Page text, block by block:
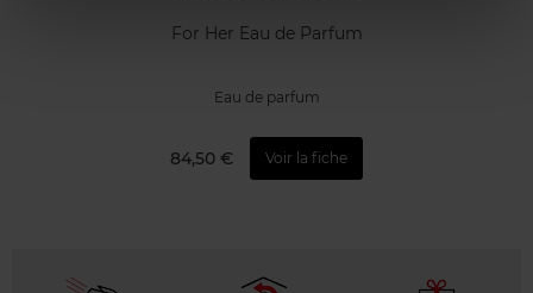
For Her Eau de Parfum
Eau de parfum
84,50 € Voir la fiche